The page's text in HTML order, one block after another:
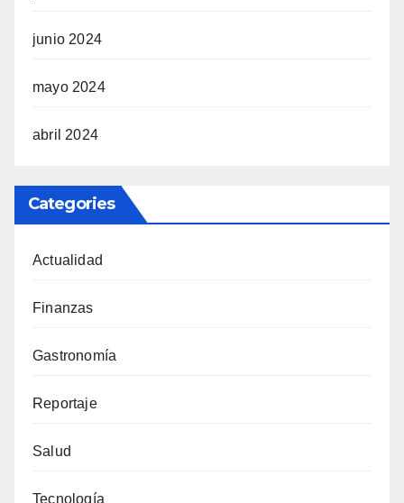
junio 2024
mayo 2024
abril 2024
Categories
Actualidad
Finanzas
Gastronomía
Reportaje
Salud
Tecnología